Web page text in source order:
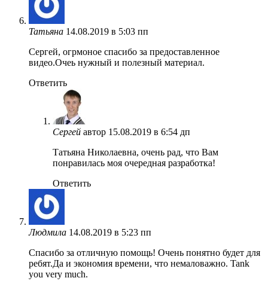
Татьяна 14.08.2019 в 5:03 пп
Сергей, огрмоное спасибо за предоставленное
видео.Очеь нужный и полезный материал.
Ответить
Сергей автор 15.08.2019 в 6:54 дп
Татьяна Николаевна, очень рад, что Вам
понравилась моя очередная разработка!
Ответить
Людмила 14.08.2019 в 5:23 пп
Спасибо за отличную помощь! Очень понятно будет для
ребят.Да и экономия времени, что немаловажно. Tank
you very much.